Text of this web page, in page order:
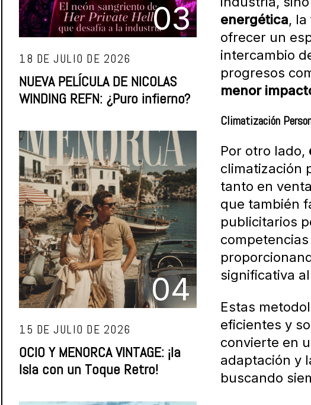
energética, la
ofrecer un
intercambio
progresos
menor
Climatización
Por otro lado,
climatización
tanto en
que también
publicitarios
significativa
Estas
eficientes y
convierte en
adaptación y
buscando
03
18 DE JULIO DE 2026
NUEVA PELÍCULA DE NICOLAS
WINDING REFN: ¿Puro infierno?
04
15 DE JULIO DE 2026
OCIO Y MENORCA VINTAGE: ¡la
Isla con un Toque Retro!